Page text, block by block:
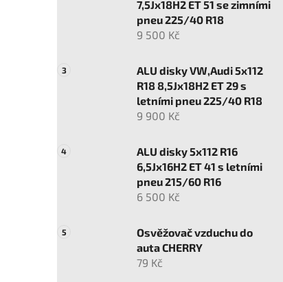
7,5Jx18H2 ET 51 se zimními
pneu 225/40 R18
9 500 Kč
ALU disky VW,Audi 5x112
R18 8,5Jx18H2 ET 29 s
letními pneu 225/40 R18
9 900 Kč
ALU disky 5x112 R16
6,5Jx16H2 ET 41 s letními
pneu 215/60 R16
6 500 Kč
Osvěžovač vzduchu do
auta CHERRY
79 Kč